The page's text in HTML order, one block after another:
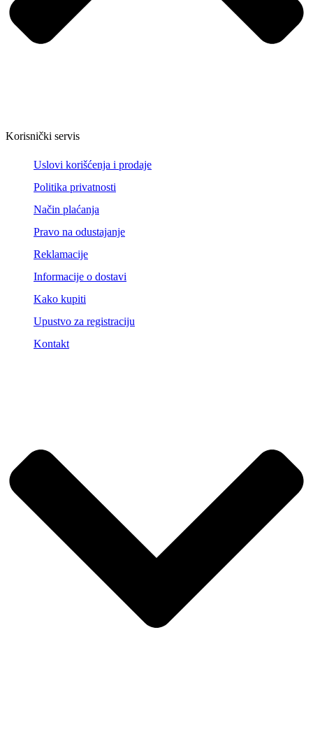
Korisnički servis
Uslovi korišćenja i prodaje
Politika privatnosti
Način plaćanja
Pravo na odustajanje
Reklamacije
Informacije o dostavi
Kako kupiti
Upustvo za registraciju
Kontakt